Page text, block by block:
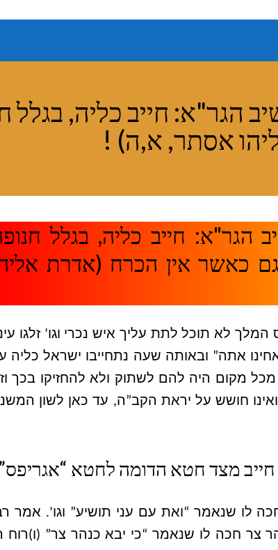
הגר"א: חייב כליה, בגלל
אסתר, א,ה) !
הגר"א: חייב כליה, בגלל
גם כאשר אין הכרח (אדרת
לא תוכל לתת עליך איש נכרי וגו’ זלגו
אתה” ובאותה שעה נתחייבו ישראל כליה
מקום היה להם לשתוק ולא להחזיקו בכך
חושש על יראת הקב”ה, עד כאן לשון
חייב מצד חטא הדומה לחטא
לו שנאמר “ואת עם עני תושיע” וגו’. אמר
צר חכה לו שנאמר “כי יבא כנהר צר” (ו)רוח